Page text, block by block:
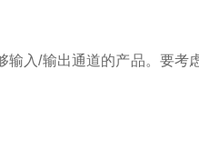
入/输出通道的产品。要考